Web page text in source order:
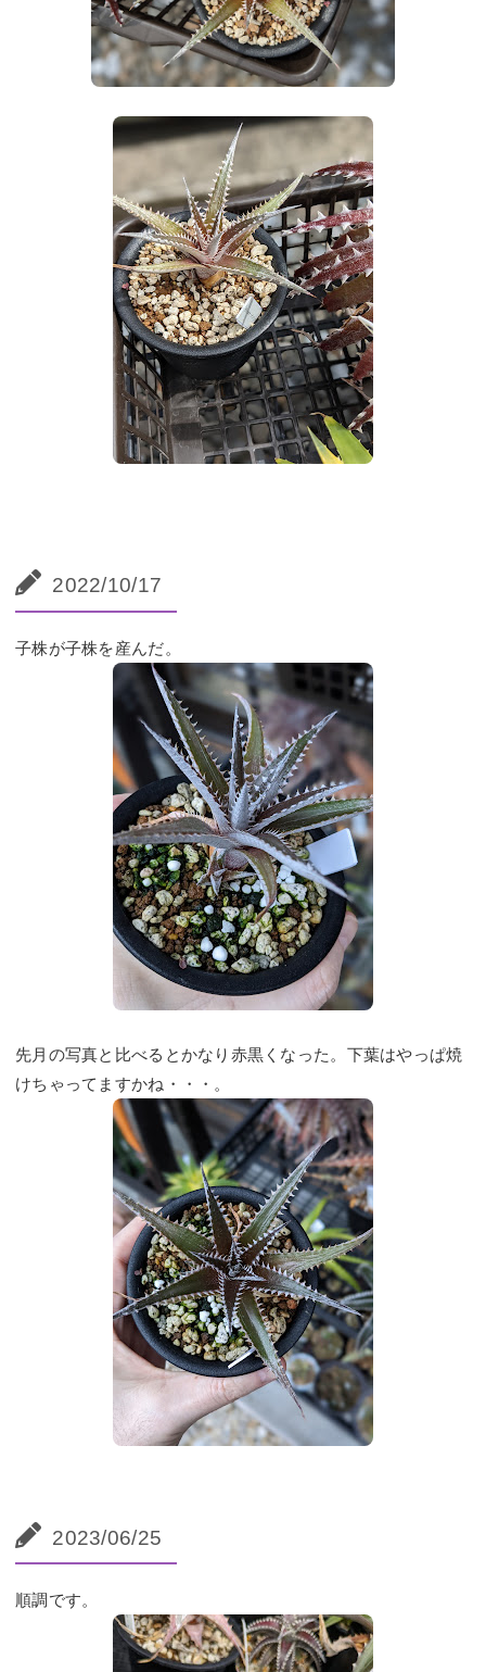
2022/10/17
子株が子株を産んだ。
先月の写真と比べるとかなり赤黒くなった。下葉はやっぱ焼
けちゃってますかね・・・。
2023/06/25
順調です。